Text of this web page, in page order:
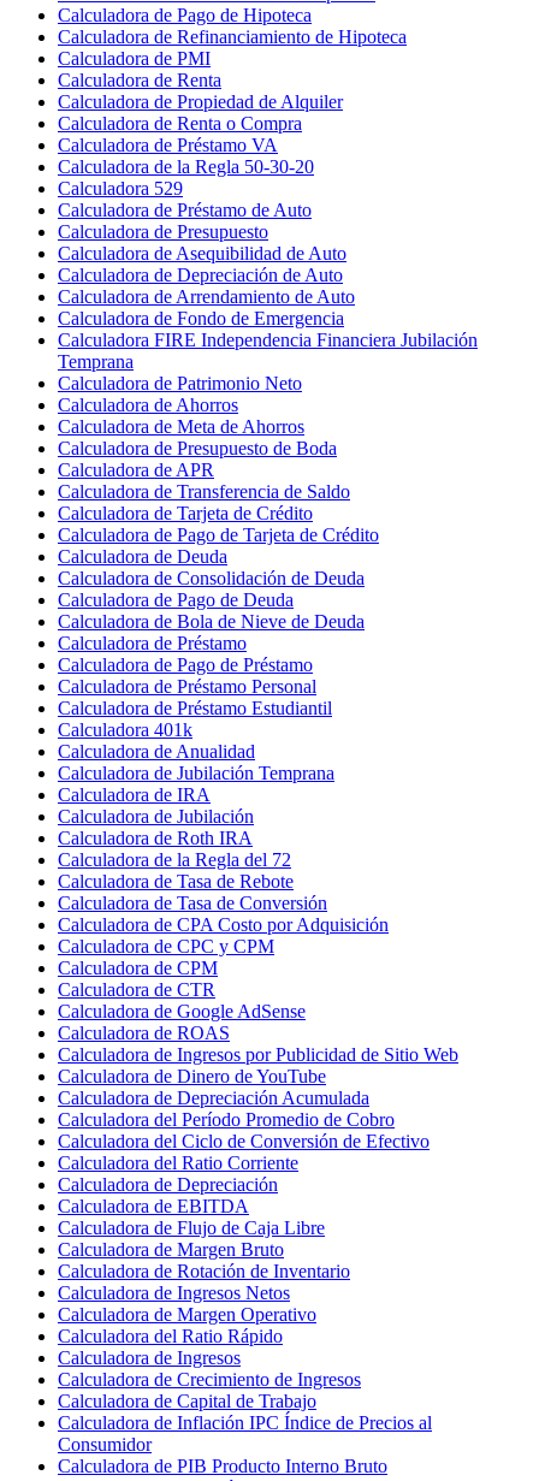
Calculadora de Pago de Hipoteca
Calculadora de Refinanciamiento de Hipoteca
Calculadora de PMI
Calculadora de Renta
Calculadora de Propiedad de Alquiler
Calculadora de Renta o Compra
Calculadora de Préstamo VA
Calculadora de la Regla 50-30-20
Calculadora 529
Calculadora de Préstamo de Auto
Calculadora de Presupuesto
Calculadora de Asequibilidad de Auto
Calculadora de Depreciación de Auto
Calculadora de Arrendamiento de Auto
Calculadora de Fondo de Emergencia
Calculadora FIRE Independencia Financiera Jubilación
Temprana
Calculadora de Patrimonio Neto
Calculadora de Ahorros
Calculadora de Meta de Ahorros
Calculadora de Presupuesto de Boda
Calculadora de APR
Calculadora de Transferencia de Saldo
Calculadora de Tarjeta de Crédito
Calculadora de Pago de Tarjeta de Crédito
Calculadora de Deuda
Calculadora de Consolidación de Deuda
Calculadora de Pago de Deuda
Calculadora de Bola de Nieve de Deuda
Calculadora de Préstamo
Calculadora de Pago de Préstamo
Calculadora de Préstamo Personal
Calculadora de Préstamo Estudiantil
Calculadora 401k
Calculadora de Anualidad
Calculadora de Jubilación Temprana
Calculadora de IRA
Calculadora de Jubilación
Calculadora de Roth IRA
Calculadora de la Regla del 72
Calculadora de Tasa de Rebote
Calculadora de Tasa de Conversión
Calculadora de CPA Costo por Adquisición
Calculadora de CPC y CPM
Calculadora de CPM
Calculadora de CTR
Calculadora de Google AdSense
Calculadora de ROAS
Calculadora de Ingresos por Publicidad de Sitio Web
Calculadora de Dinero de YouTube
Calculadora de Depreciación Acumulada
Calculadora del Período Promedio de Cobro
Calculadora del Ciclo de Conversión de Efectivo
Calculadora del Ratio Corriente
Calculadora de Depreciación
Calculadora de EBITDA
Calculadora de Flujo de Caja Libre
Calculadora de Margen Bruto
Calculadora de Rotación de Inventario
Calculadora de Ingresos Netos
Calculadora de Margen Operativo
Calculadora del Ratio Rápido
Calculadora de Ingresos
Calculadora de Crecimiento de Ingresos
Calculadora de Capital de Trabajo
Calculadora de Inflación IPC Índice de Precios al
Consumidor
Calculadora de PIB Producto Interno Bruto